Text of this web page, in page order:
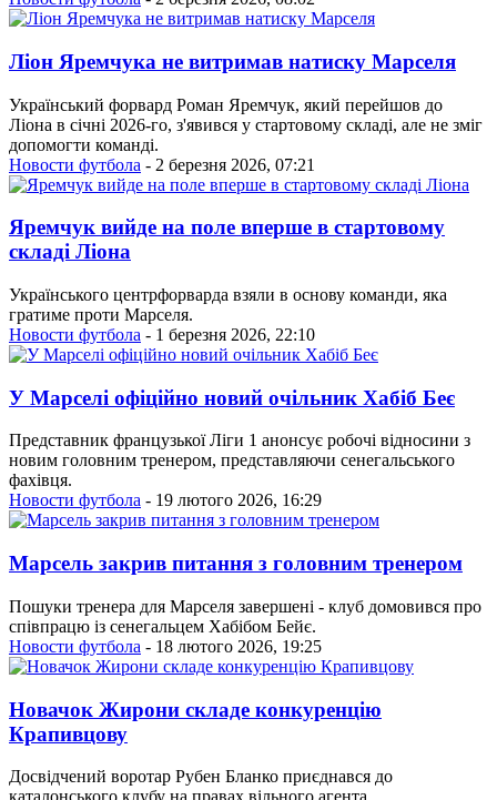
Ліон Яремчука не витримав натиску Марселя
Український форвард Роман Яремчук, який перейшов до
Ліона в січні 2026-го, з'явився у стартовому складі, але не зміг
допомогти команді.
Новости футбола - 2 березня 2026, 07:21
Яремчук вийде на поле вперше в стартовому
складі Ліона
Українського центрфорварда взяли в основу команди, яка
гратиме проти Марселя.
Новости футбола - 1 березня 2026, 22:10
У Марселі офіційно новий очільник Хабіб Беє
Представник французької Ліги 1 анонсує робочі відносини з
новим головним тренером, представляючи сенегальського
фахівця.
Новости футбола - 19 лютого 2026, 16:29
Марсель закрив питання з головним тренером
Пошуки тренера для Марселя завершені - клуб домовився про
співпрацю із сенегальцем Хабібом Бейє.
Новости футбола - 18 лютого 2026, 19:25
Новачок Жирони складе конкуренцію
Крапивцову
Досвідчений воротар Рубен Бланко приєднався до